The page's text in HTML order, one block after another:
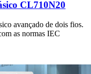
CL710N20
avançado de dois fios.
as normas IEC